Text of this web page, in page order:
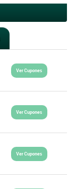
Ver Cupones
Ver Cupones
Ver Cupones